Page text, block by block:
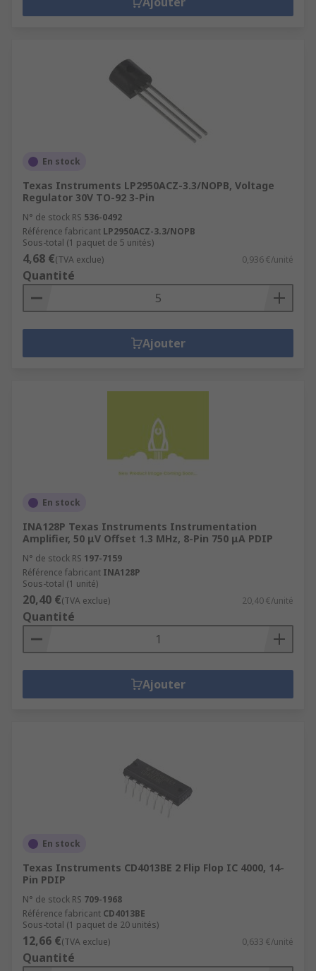
En stock
Texas Instruments LP2950ACZ-3.3/NOPB, Voltage
Regulator 30V TO-92 3-Pin
N° de stock RS 536-0492
Référence fabricant LP2950ACZ-3.3/NOPB
Sous-total (1 paquet de 5 unités)
4,68 €(TVA exclue) 0,936 €/unité
Quantité
Ajouter
En stock
INA128P Texas Instruments Instrumentation
Amplifier, 50 μV Offset 1.3 MHz, 8-Pin 750 μA PDIP
N° de stock RS 197-7159
Référence fabricant INA128P
Sous-total (1 unité)
20,40 €(TVA exclue) 20,40 €/unité
Quantité
Ajouter
En stock
Texas Instruments CD4013BE 2 Flip Flop IC 4000, 14-
Pin PDIP
N° de stock RS 709-1968
Référence fabricant CD4013BE
Sous-total (1 paquet de 20 unités)
12,66 €(TVA exclue) 0,633 €/unité
Quantité